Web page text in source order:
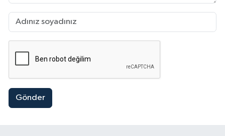
Gönder